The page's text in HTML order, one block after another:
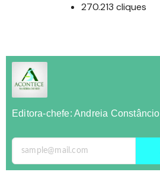
270.213 cliques
Editora-chefe: Andreia Constâncio